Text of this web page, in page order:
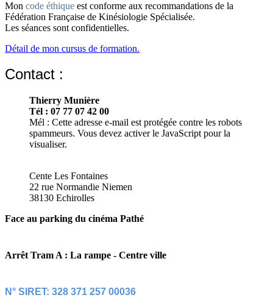
Mon code éthique est conforme aux recommandations de la
Fédération Française de Kinésiologie Spécialisée.
Les séances sont confidentielles.
Détail de mon cursus de formation.
Contact :
Thierry Munière
Tél : 07 77 07 42 00
Mél : Cette adresse e-mail est protégée contre les robots
spammeurs. Vous devez activer le JavaScript pour la
visualiser.
Cente Les Fontaines
22 rue Normandie Niemen
38130 Echirolles
Face au parking du cinéma Pathé
Arrêt Tram A : La rampe - Centre ville
N° SIRET: 328 371 257 00036